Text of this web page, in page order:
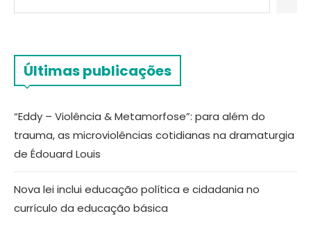
Últimas publicações
“Eddy – Violência & Metamorfose”: para além do
trauma, as microviolências cotidianas na dramaturgia
de Édouard Louis
Nova lei inclui educação política e cidadania no
currículo da educação básica